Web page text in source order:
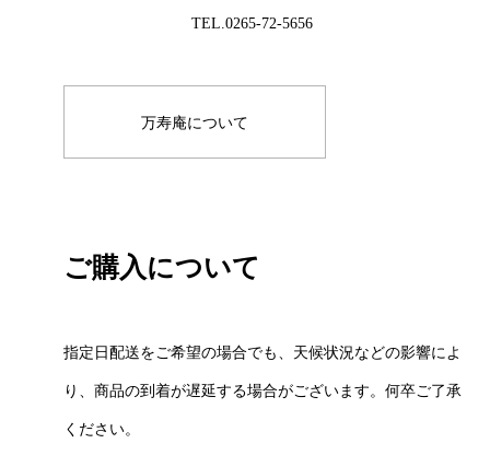
TEL.0265-72-5656
万寿庵について
ご購入について
指定日配送をご希望の場合でも、天候状況などの影響によ
り、商品の到着が遅延する場合がございます。何卒ご了承
ください。